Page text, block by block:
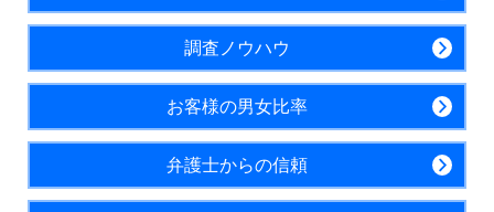
調査ノウハウ
お客様の男女比率
弁護士からの信頼